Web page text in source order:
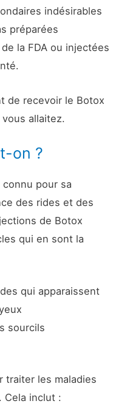
indésirables
préparées
la FDA ou injectées
de recevoir le Botox
allaitez.
on ?
pour sa
des rides et des
de Botox
qui en sont la
qui apparaissent
sourcils
traiter les maladies
Cela inclut :